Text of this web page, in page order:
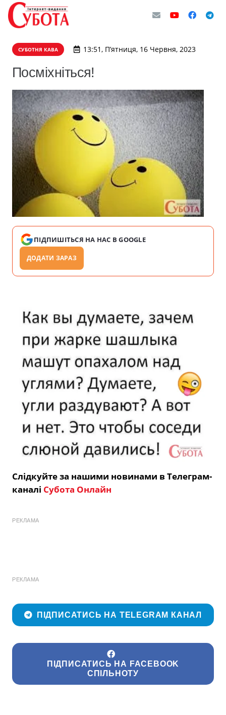
СУБОТНЯ КАВА 13:51, П’ятниця, 16 Червня, 2023
Посміхніться!
ПІДПИШІТЬСЯ НА НАС В GOOGLE
ДОДАТИ ЗАРАЗ
Слідкуйте за нашими новинами в Телеграм-
каналі Субота Онлайн
РЕКЛАМА
РЕКЛАМА
ПІДПИСАТИСЬ НА TELEGRAM КАНАЛ
ПІДПИСАТИСЬ НА FACEBOOK
СПІЛЬНОТУ